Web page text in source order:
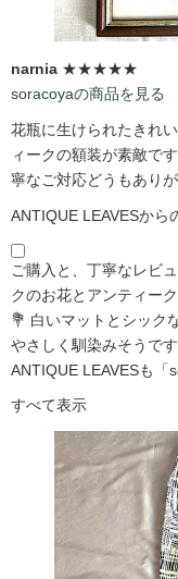
narnia ★★★★★
soracoyaの商品を見る
花瓶に生けられたきれ
ィークの額装が素敵で
寧なご対応どうもあり
ANTIQUE LEAVESから
ご購入と、丁寧なレビ
クのお花とアンティー
💐 白いマットとシック
やさしく馴染みそうで
ANTIQUE LEAVESも「
すべて表示